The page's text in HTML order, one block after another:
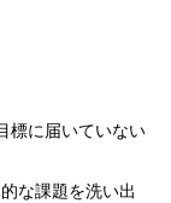
標に届いていない
な課題を洗い出